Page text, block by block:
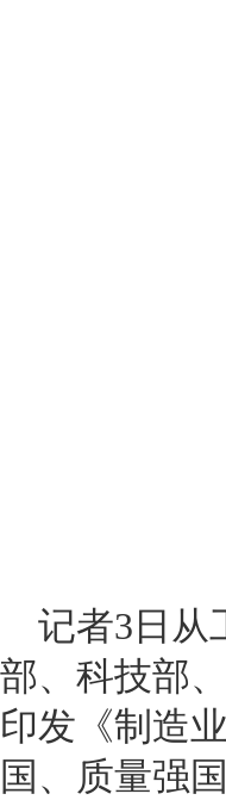
记者3日从
部、科技部
印发《制造
国、质量强